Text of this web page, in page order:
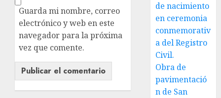
Guarda mi nombre, correo
electrónico y web en este
navegador para la próxima
vez que comente.
de nacimiento
en ceremonia
conmemorativ
a del Registro
Civil.
Obra de
pavimentació
n de San